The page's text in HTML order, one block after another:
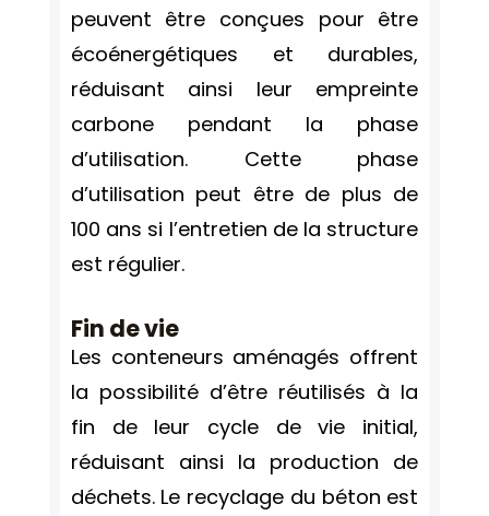
peuvent être conçues pour être
écoénergétiques et durables,
réduisant ainsi leur empreinte
carbone pendant la phase
d’utilisation. Cette phase
d’utilisation peut être de plus de
100 ans si l’entretien de la structure
est régulier.
Fin de vie
Les conteneurs aménagés offrent
la possibilité d’être réutilisés à la
fin de leur cycle de vie initial,
réduisant ainsi la production de
déchets. Le recyclage du béton est